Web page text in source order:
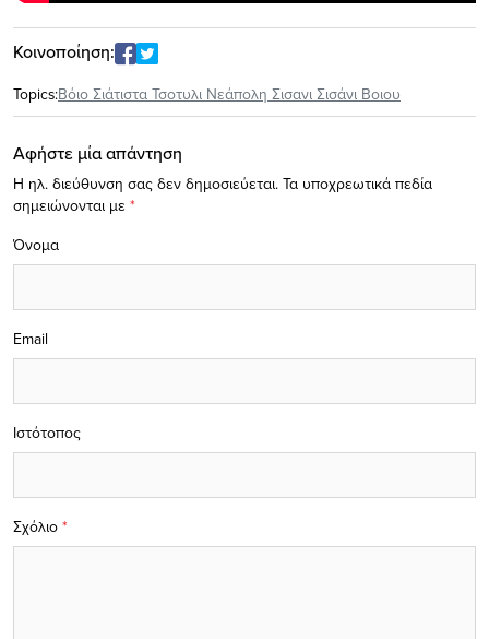
Κοινοποίηση:
Topics:Βόιο Σιάτιστα Τσοτυλι Νεάπολη Σισανι Σισάνι Βοιου
Αφήστε μία απάντηση
Η ηλ. διεύθυνση σας δεν δημοσιεύεται. Τα υποχρεωτικά πεδία
σημειώνονται με *
Σχόλιο *
Όνομα
Email
Ιστότοπος